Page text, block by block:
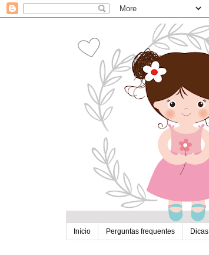
Início Perguntas frequentes Dicas